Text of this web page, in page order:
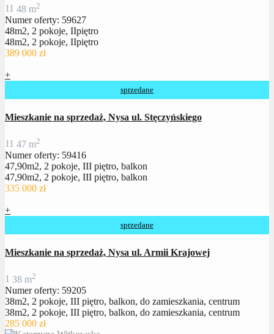
11 48 m2
Numer oferty: 59627
48m2, 2 pokoje, IIpiętro
48m2, 2 pokoje, IIpiętro
389 000 zł
+
sprzedane
Mieszkanie na sprzedaż, Nysa ul. Stęczyńskiego
11 47 m2
Numer oferty: 59416
47,90m2, 2 pokoje, III piętro, balkon
47,90m2, 2 pokoje, III piętro, balkon
335 000 zł
+
sprzedane
Mieszkanie na sprzedaż, Nysa ul. Armii Krajowej
1 38 m2
Numer oferty: 59205
38m2, 2 pokoje, III piętro, balkon, do zamieszkania, centrum
38m2, 2 pokoje, III piętro, balkon, do zamieszkania, centrum
285 000 zł